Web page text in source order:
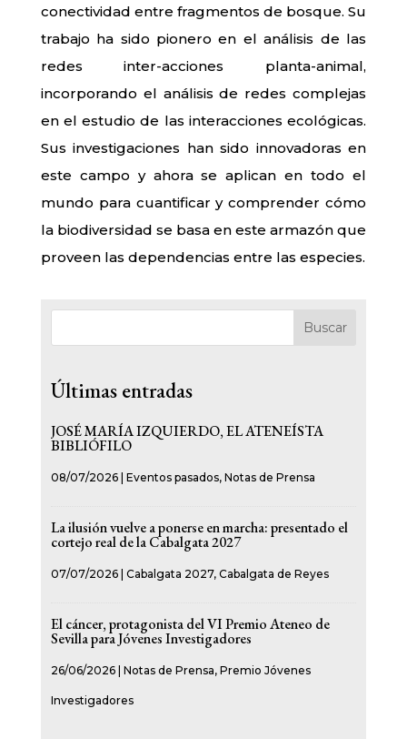
conectividad entre fragmentos de bosque. Su
trabajo ha sido pionero en el análisis de las
redes inter-acciones planta-animal,
incorporando el análisis de redes complejas
en el estudio de las interacciones ecológicas.
Sus investigaciones han sido innovadoras en
este campo y ahora se aplican en todo el
mundo para cuantificar y comprender cómo
la biodiversidad se basa en este armazón que
proveen las dependencias entre las especies.
Buscar
Últimas entradas
JOSÉ MARÍA IZQUIERDO, EL ATENEÍSTA
BIBLIÓFILO
08/07/2026| Eventos pasados, Notas de Prensa
La ilusión vuelve a ponerse en marcha: presentado el
cortejo real de la Cabalgata 2027
07/07/2026| Cabalgata 2027, Cabalgata de Reyes
El cáncer, protagonista del VI Premio Ateneo de
Sevilla para Jóvenes Investigadores
26/06/2026| Notas de Prensa, Premio Jóvenes
Investigadores